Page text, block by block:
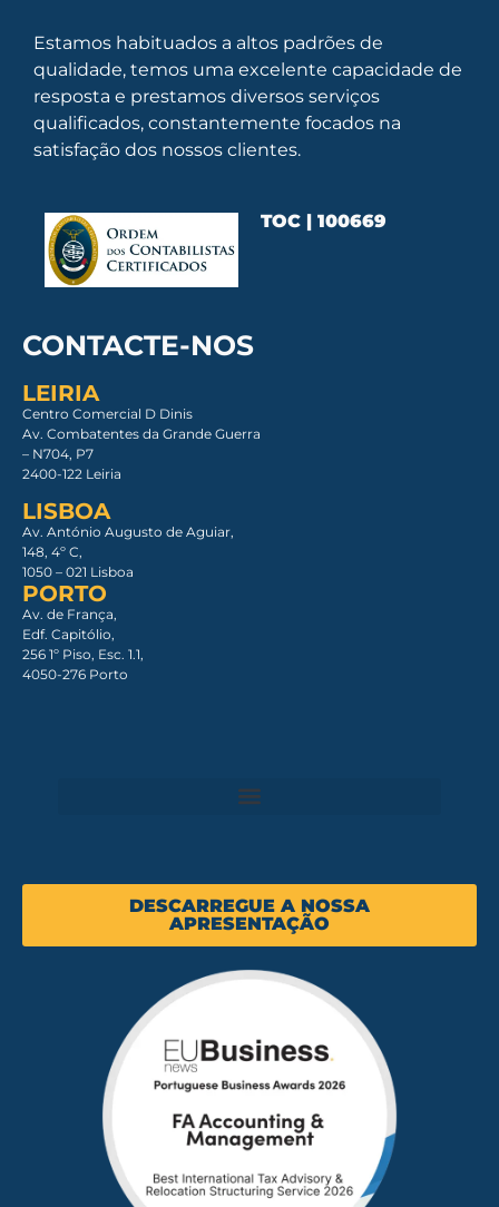
Estamos habituados a altos padrões de
qualidade, temos uma excelente capacidade de
resposta e prestamos diversos serviços
qualificados, constantemente focados na
satisfação dos nossos clientes.
TOC | 100669
CONTACTE-NOS
LEIRIA
Centro Comercial D Dinis
Av. Combatentes da Grande Guerra
– N704, P7
2400-122 Leiria
LISBOA
Av. António Augusto de Aguiar,
148, 4º C,
1050 – 021 Lisboa​
PORTO
Av. de França,
Edf. Capitólio,
256 1º Piso, Esc. 1.1,
4050-276 Porto
DESCARREGUE A NOSSA
APRESENTAÇÃO